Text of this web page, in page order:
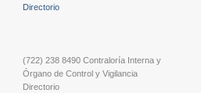
Directorio
(722) 238 8490 Contraloría Interna y
Órgano de Control y Vigilancia
Directorio